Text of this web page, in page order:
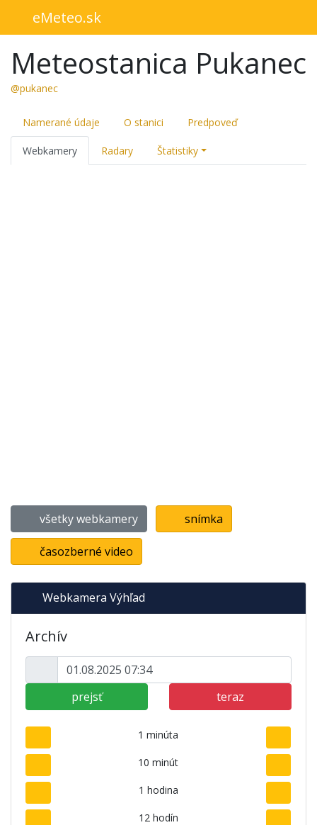
eMeteo.sk
Meteostanica Pukanec
@pukanec
Namerané údaje O stanici Predpoveď
Webkamery Radary Štatistiky
všetky webkamery snímka
časozberné video
Webkamera Výhľad
Archív
prejsť teraz
1 minúta
10 minút
1 hodina
12 hodín